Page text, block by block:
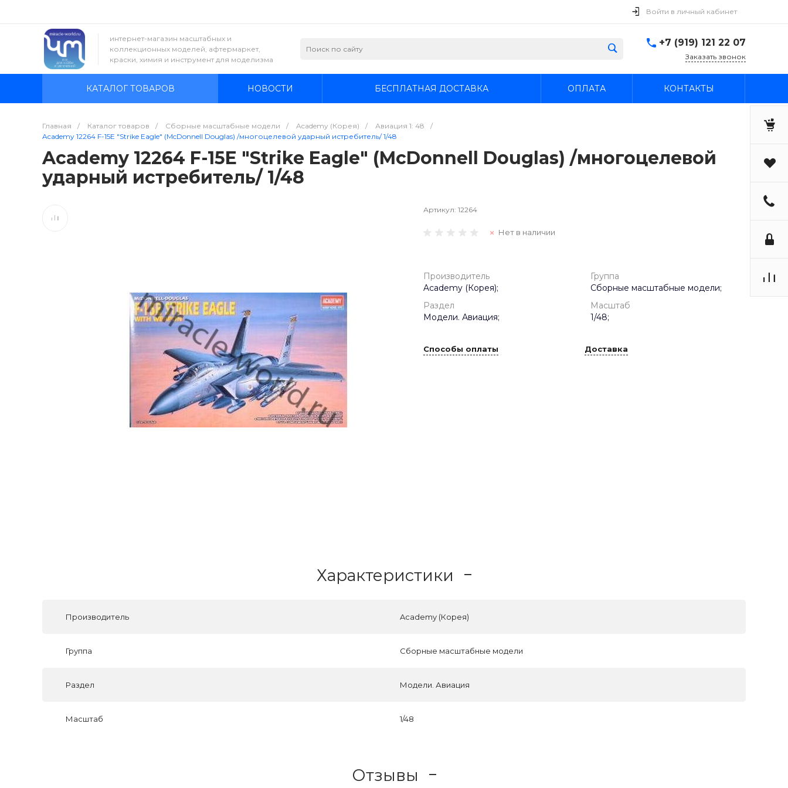
Войти в личный кабинет
интернет-магазин масштабных и
коллекционных моделей, афтермаркет,
краски, химия и инструмент для моделизма
+7 (919) 121 22 07
Заказать звонок
КАТАЛОГ ТОВАРОВ НОВОСТИ БЕСПЛАТНАЯ ДОСТАВКА ОПЛАТА КОНТАКТЫ
Главная / Каталог товаров / Сборные масштабные модели / Academy (Корея) / Авиация 1: 48
/
Academy 12264 F-15E "Strike Eagle" (McDonnell Douglas) /многоцелевой ударный истребитель/ 1/48
Academy 12264 F-15E "Strike Eagle" (McDonnell Douglas) /многоцелевой
ударный истребитель/ 1/48
Артикул: 12264
Нет в наличии
Производитель
Academy (Корея);
Группа
Сборные масштабные модели;
Раздел
Модели. Авиация;
Масштаб
1/48;
Способы оплаты Доставка
Характеристики
Производитель Academy (Корея)
Группа Сборные масштабные модели
Раздел Модели. Авиация
Масштаб 1/48
Отзывы